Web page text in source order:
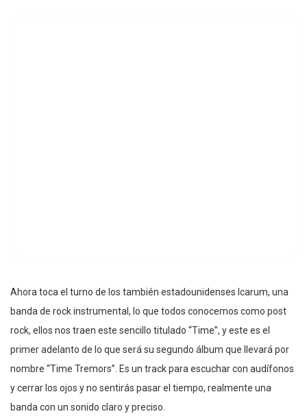
Ahora toca el turno de los también estadounidenses Icarum, una
banda de rock instrumental, lo que todos conocemos como post
rock, ellos nos traen este sencillo titulado “Time”, y este es el
primer adelanto de lo que será su segundo álbum que llevará por
nombre “Time Tremors”. Es un track para escuchar con audífonos
y cerrar los ojos y no sentirás pasar el tiempo, realmente una
banda con un sonido claro y preciso.